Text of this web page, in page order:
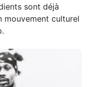
sont déjà
mouvement culturel